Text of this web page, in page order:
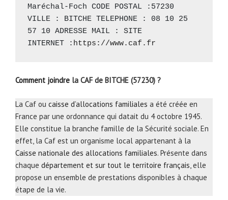
Maréchal-Foch CODE POSTAL :57230
VILLE : BITCHE TELEPHONE : 08 10 25
57 10 ADRESSE MAIL : SITE
INTERNET : https://www.caf.fr
Comment joindre la CAF de BITCHE (57230) ?
La Caf ou caisse d’allocations familiales a été créée en
France par une ordonnance qui datait du 4 octobre 1945.
Elle constitue la branche famille de la Sécurité sociale. En
effet, la Caf est un organisme local appartenant à la
Caisse nationale des allocations familiales. Présente dans
chaque département et sur tout le territoire français, elle
propose un ensemble de prestations disponibles à chaque
étape de la vie.